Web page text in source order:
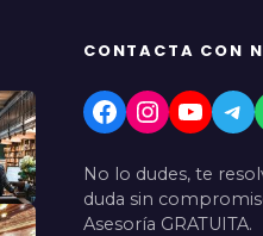
CONTACTA CON
Facebook Instagram YouTube Telegram
No lo dudes, te
duda sin
Asesoría GRATUITA.